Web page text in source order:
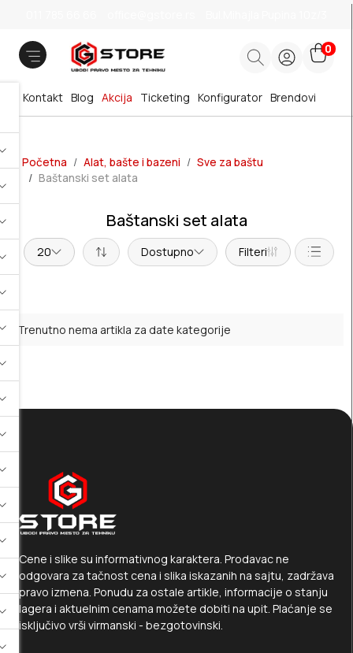
0
Brendovi
Blog Akcija
Kontakt Ticketing Konfigurator
Početna Alat, bašte i bazeni
Sve za baštu
Baštanski set alata
Baštanski set alata
20 Dostupno Filteri
Trenutno nema artikla za date kategorije
Cene i slike su informativnog karaktera. Prodavac ne
odgovara za tačnost cena i slika iskazanih na sajtu, zadržava
pravo izmena. Ponudu za ostale artikle, informacije o stanju
lagera i aktuelnim cenama možete dobiti na upit. Plaćanje se
isključivo vrši virmanski - bezgotovinski.